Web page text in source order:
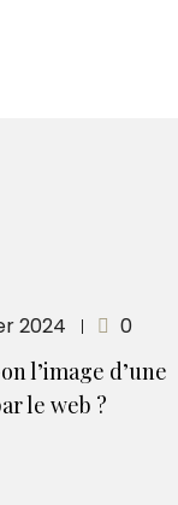
2024 0
l’image d’une
le web ?